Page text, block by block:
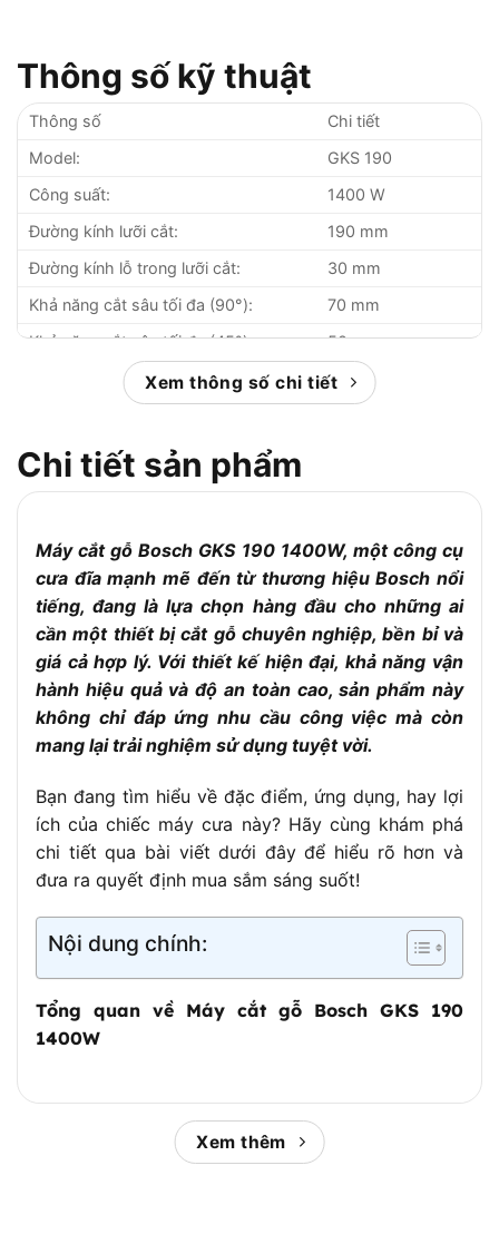
Thông số kỹ thuật
Thông số
Chi tiết
Model:
GKS 190
Công suất:
1400 W
Đường kính lưỡi cắt:
190 mm
Đường kính lỗ trong lưỡi cắt:
30 mm
Khả năng cắt sâu tối đa (90°):
70 mm
Khả năng cắt sâu tối đa (45°):
50 mm
Tốc độ không tải:
5500 vòng/phút
Xuất xứ:
Bảo hành:
12 tháng
Xem thông số chi tiết
Chi tiết sản phẩm
Máy cắt gỗ Bosch GKS 190 1400W, một công cụ
cưa đĩa mạnh mẽ đến từ thương hiệu Bosch nổi
tiếng, đang là lựa chọn hàng đầu cho những ai
cần một thiết bị cắt gỗ chuyên nghiệp, bền bỉ và
giá cả hợp lý. Với thiết kế hiện đại, khả năng vận
hành hiệu quả và độ an toàn cao, sản phẩm này
không chỉ đáp ứng nhu cầu công việc mà còn
mang lại trải nghiệm sử dụng tuyệt vời.
Bạn đang tìm hiểu về đặc điểm, ứng dụng, hay lợi
ích của chiếc máy cưa này? Hãy cùng khám phá
chi tiết qua bài viết dưới đây để hiểu rõ hơn và
đưa ra quyết định mua sắm sáng suốt!
Nội dung chính:
Tổng quan về Máy cắt gỗ Bosch GKS 190
1400W
Xem thêm